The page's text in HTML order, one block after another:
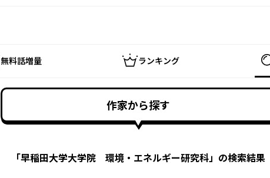
無料話増量 ランキング
作家から探す
「早稲田大学大学院 環境・エネルギー研究科」の検索結果